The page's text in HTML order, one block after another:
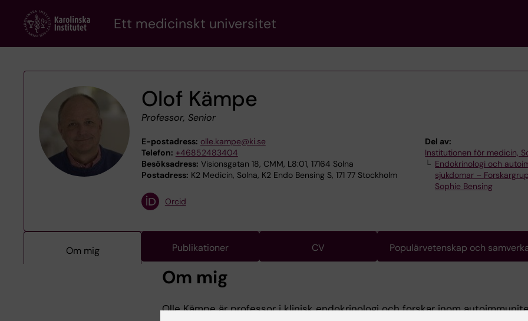
content
Ett medicinskt universitet
Olof Kämpe
Professor, Senior
E-postadress: olle.kampe@ki.se
Telefon: +46852483404
Besöksadress: Visionsgatan 18, CMM, L8:01, 17164 Solna
Postadress: K2 Medicin, Solna, K2 Endo Bensing S, 171 77 Stockholm
Del av:
Institutionen för medicin,
Endokrinologi och
sjukdomar –
Sophie Bensing
Orcid
Om mig Publikationer CV Populärvetenskap och
Om mig
Olle Kämpe är professor i klinisk endokrinologi och forskar inom